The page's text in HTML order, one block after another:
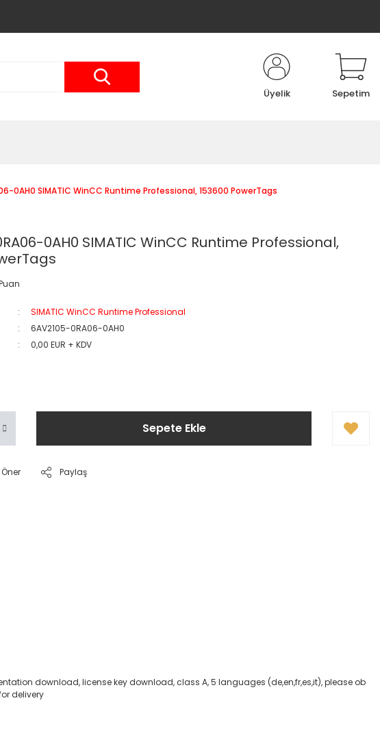
Üyelik Sepetim
0AH0 SIMATIC WinCC Runtime Professional, 153600 PowerTags
0AH0 SIMATIC WinCC Runtime Professional,
SIMATIC WinCC Runtime Professional
6AV2105-0RA06-0AH0
0,00 EUR + KDV
Sepete Ekle
Paylaş
download, license key download, class A, 5 languages (de,en,fr,es,it), please ob
delivery